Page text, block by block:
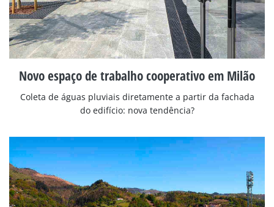
Novo espaço de trabalho cooperativo em Milão
Coleta de águas pluviais diretamente a partir da fachada
do edifício: nova tendência?